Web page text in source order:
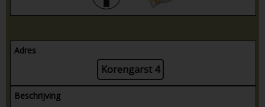
Adres
Korengarst 4
Beschrijving